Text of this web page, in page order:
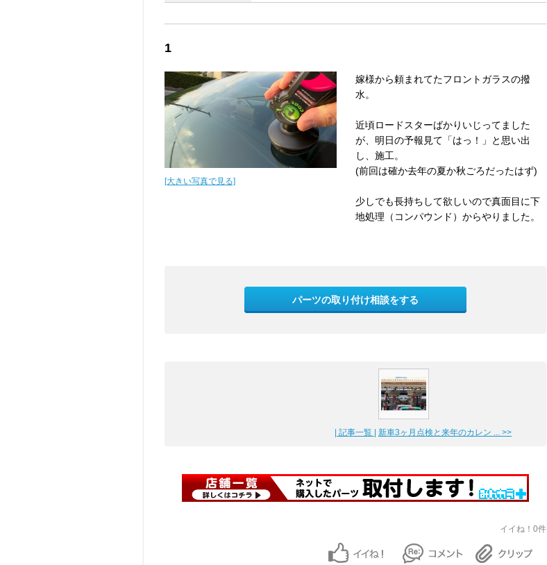
1
[大きい写真で見る]
嫁様から頼まれてたフロントガラスの撥
水。
近頃ロードスターばかりいじってました
が、明日の予報見て「はっ！」と思い出
し、施工。
(前回は確か去年の夏か秋ごろだったはず)
少しでも長持ちして欲しいので真面目に下
地処理（コンパウンド）からやりました。
パーツの取り付け相談をする
| 記事一覧 | 新車3ヶ月点検と来年のカレン ... >>
イイね！0件